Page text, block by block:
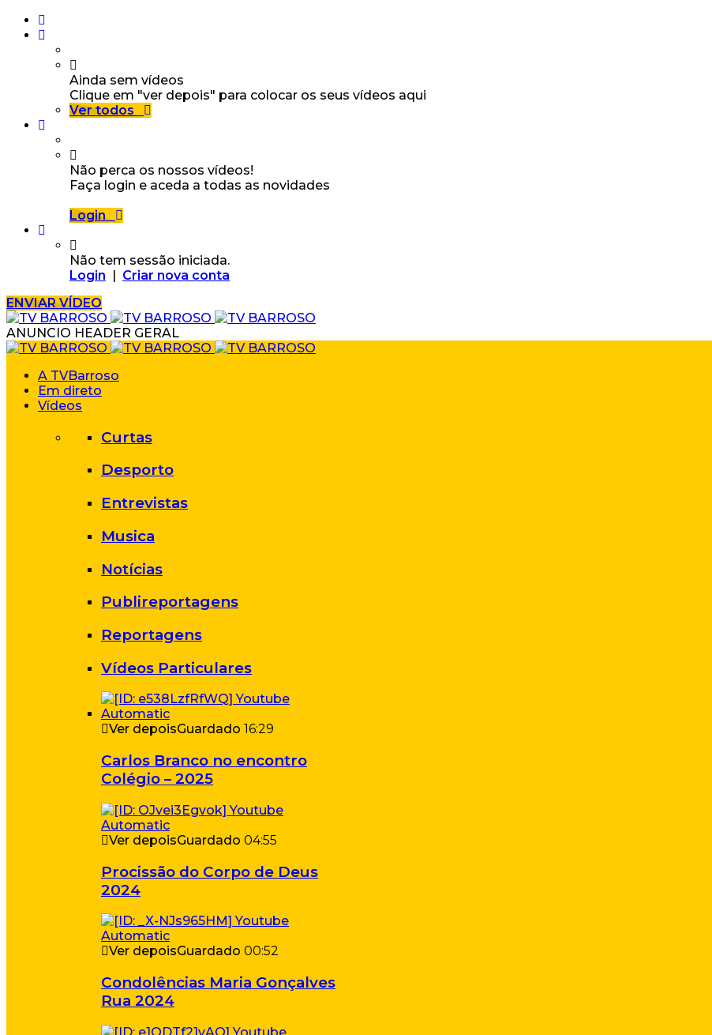
Ainda sem vídeos
Clique em "ver depois" para colocar os seus vídeos aqui
Ver todos
Não perca os nossos vídeos!
Faça login e aceda a todas as novidades
Login
Não tem sessão iniciada.
Login | Criar nova conta
ENVIAR VÍDEO
ANUNCIO HEADER GERAL
A TVBarroso
Em direto
Vídeos
Curtas
Desporto
Entrevistas
Musica
Notícias
Publireportagens
Reportagens
Vídeos Particulares
Ver depoisGuardado 16:29
Carlos Branco no encontro
Colégio – 2025
Ver depoisGuardado 04:55
Procissão do Corpo de Deus
2024
Ver depoisGuardado 00:52
Condolências Maria Gonçalves
Rua 2024